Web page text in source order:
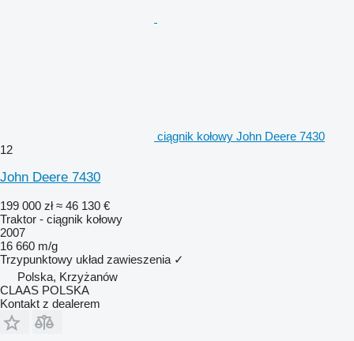
ciągnik kołowy John Deere 7430
12
John Deere 7430
199 000 zł ≈ 46 130 €
Traktor - ciągnik kołowy
2007
16 660 m/g
Trzypunktowy układ zawieszenia ✓
Polska, Krzyżanów
CLAAS POLSKA
Kontakt z dealerem